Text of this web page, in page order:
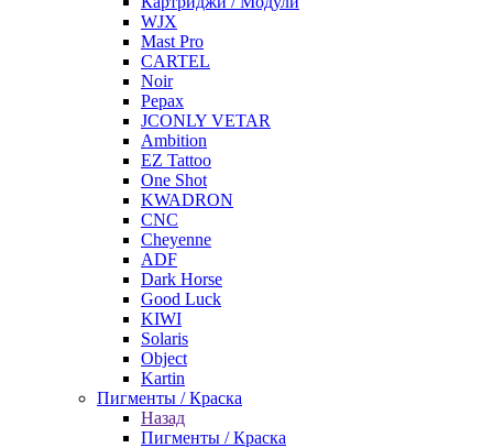
WJX
Mast Pro
CARTEL
Noir
Pepax
JCONLY VETAR
Ambition
EZ Tattoo
One Shot
KWADRON
CNC
Cheyenne
ADF
Dark Horse
Good Luck
KIWI
Solaris
Object
Kartin
Пигменты / Краска
Назад
Пигменты / Краска